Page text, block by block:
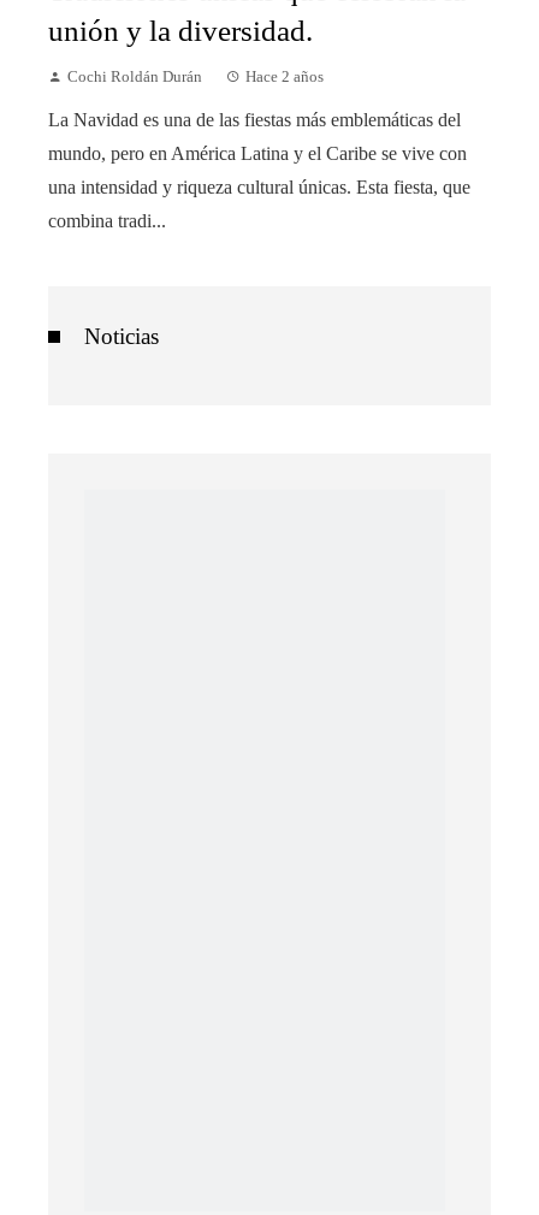
unión y la diversidad.
Cochi Roldán Durán Hace 2 años
La Navidad es una de las fiestas más emblemáticas del
mundo, pero en América Latina y el Caribe se vive con
una intensidad y riqueza cultural únicas. Esta fiesta, que
combina tradi...
Noticias